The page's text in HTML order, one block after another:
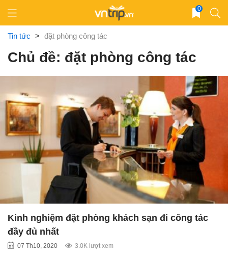
content
0
Tin tức > đặt phòng công tác
Chủ đề: đặt phòng công tác
Kinh nghiệm đặt phòng khách sạn đi công tác
đầy đủ nhất
07 Th10, 2020 3.0K lượt xem